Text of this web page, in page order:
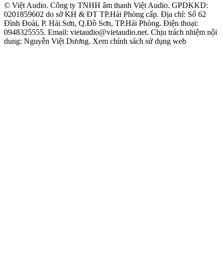
© Việt Audio. Công ty TNHH âm thanh Việt Audio. GPDKKD:
0201859602 do sở KH & ĐT TP.Hải Phòng cấp. Địa chỉ: Số 62
Đình Đoài, P. Hải Sơn, Q.Đồ Sơn, TP.Hải Phòng. Điện thoại:
0948325555. Email: vietaudio@vietaudio.net. Chịu trách nhiệm nội
dung: Nguyễn Việt Dương. Xem chính sách sử dụng web